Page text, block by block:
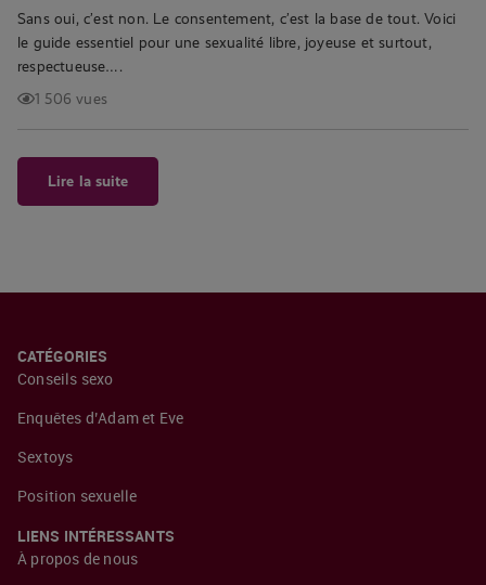
Sans oui, c’est non. Le consentement, c’est la base de tout. Voici
le guide essentiel pour une sexualité libre, joyeuse et surtout,
respectueuse….
1 506 vues
Lire la suite
CATÉGORIES
Conseils sexo
Enquêtes d’Adam et Eve
Sextoys
Position sexuelle
LIENS INTÉRESSANTS
À propos de nous